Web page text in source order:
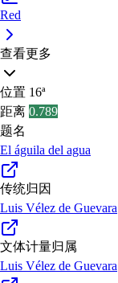
Red
查看更多
位置 16ª
距离 0.789
题名
El águila del agua
传统归因
Luis Vélez de Guevara
文体计量归属
Luis Vélez de Guevara